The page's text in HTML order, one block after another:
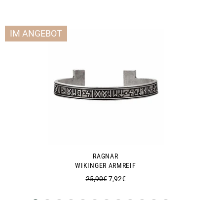
RAGNAR
WIKINGER ARMREIF
Normaler
25,90€Sonderpreis
7,92€
IM ANGEBOT